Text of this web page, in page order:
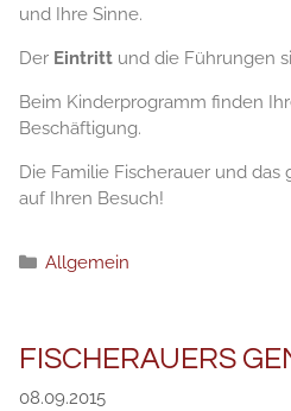
und Ihre Sinne.
Der Eintritt und die Führungen
Beim Kinderprogramm finden
Beschäftigung.
Die Familie Fischerauer und das
auf Ihren Besuch!
Рубрики
Allgemein
FISCHERAUERS
08.09.2015